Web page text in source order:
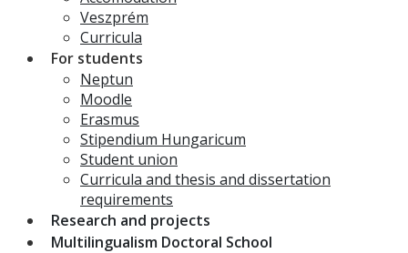
Veszprém
Curricula
For students
Neptun
Moodle
Erasmus
Stipendium Hungaricum
Student union
Curricula and thesis and dissertation
requirements
Research and projects
Multilingualism Doctoral School